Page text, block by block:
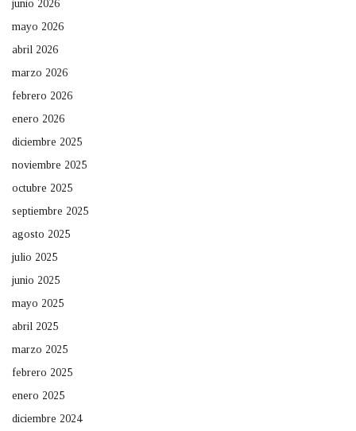
junio 2026
mayo 2026
abril 2026
marzo 2026
febrero 2026
enero 2026
diciembre 2025
noviembre 2025
octubre 2025
septiembre 2025
agosto 2025
julio 2025
junio 2025
mayo 2025
abril 2025
marzo 2025
febrero 2025
enero 2025
diciembre 2024